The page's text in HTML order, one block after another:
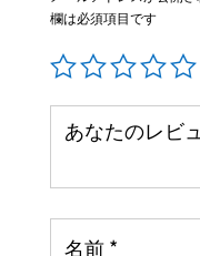
欄は必須項目です